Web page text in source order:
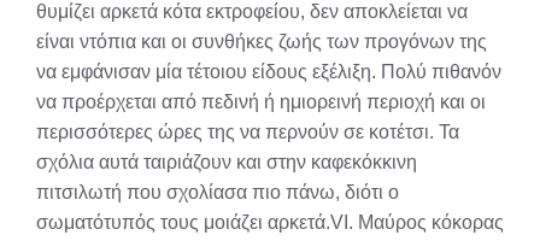
θυμίζει αρκετά κότα εκτροφείου, δεν αποκλείεται να
είναι ντόπια και οι συνθήκες ζωής των προγόνων της
να εμφάνισαν μία τέτοιου είδους εξέλιξη. Πολύ πιθανόν
να προέρχεται από πεδινή ή ημιορεινή περιοχή και οι
περισσότερες ώρες της να περνούν σε κοτέτσι. Τα
σχόλια αυτά ταιριάζουν και στην καφεκόκκινη
πιτσιλωτή που σχολίασα πιο πάνω, διότι ο
σωματότυπός τους μοιάζει αρκετά.VI. Μαύρος κόκορας